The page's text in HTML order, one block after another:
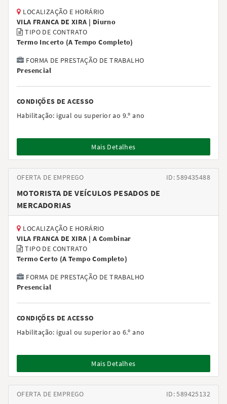
LOCALIZAÇÃO E HORÁRIO
VILA FRANCA DE XIRA | Diurno
TIPO DE CONTRATO
Termo Incerto (A Tempo Completo)
FORMA DE PRESTAÇÃO DE TRABALHO
Presencial
CONDIÇÕES DE ACESSO
Habilitação: igual ou superior ao 9.º ano
Mais Detalhes
OFERTA DE EMPREGO ID: 589435488
MOTORISTA DE VEÍCULOS PESADOS DE
MERCADORIAS
LOCALIZAÇÃO E HORÁRIO
VILA FRANCA DE XIRA | A Combinar
TIPO DE CONTRATO
Termo Certo (A Tempo Completo)
FORMA DE PRESTAÇÃO DE TRABALHO
Presencial
CONDIÇÕES DE ACESSO
Habilitação: igual ou superior ao 6.º ano
Mais Detalhes
OFERTA DE EMPREGO ID: 589425132